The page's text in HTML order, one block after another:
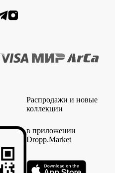
Распродажи и новые
коллекции
в приложении
Dropp.Market